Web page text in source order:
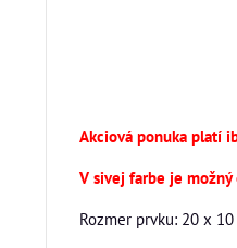
Akciová ponuka platí
V sivej farbe je
Rozmer prvku: 20 x